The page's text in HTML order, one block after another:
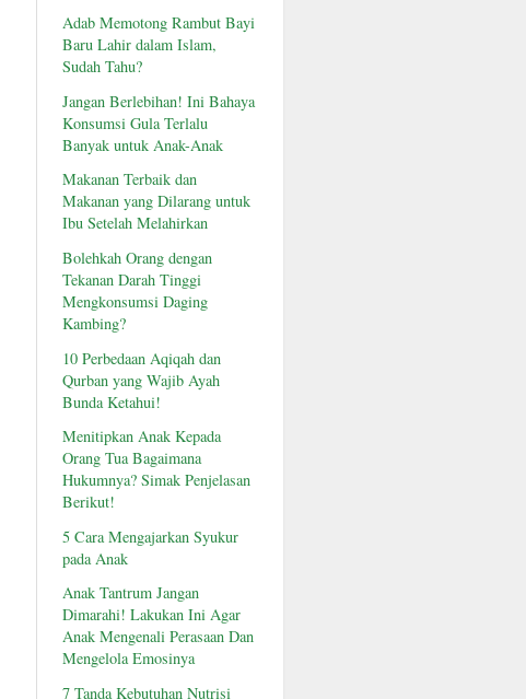
Adab Memotong Rambut Bayi
Baru Lahir dalam Islam,
Sudah Tahu?
Jangan Berlebihan! Ini Bahaya
Konsumsi Gula Terlalu
Banyak untuk Anak-Anak
Makanan Terbaik dan
Makanan yang Dilarang untuk
Ibu Setelah Melahirkan
Bolehkah Orang dengan
Tekanan Darah Tinggi
Mengkonsumsi Daging
Kambing?
10 Perbedaan Aqiqah dan
Qurban yang Wajib Ayah
Bunda Ketahui!
Menitipkan Anak Kepada
Orang Tua Bagaimana
Hukumnya? Simak Penjelasan
Berikut!
5 Cara Mengajarkan Syukur
pada Anak
Anak Tantrum Jangan
Dimarahi! Lakukan Ini Agar
Anak Mengenali Perasaan Dan
Mengelola Emosinya
7 Tanda Kebutuhan Nutrisi